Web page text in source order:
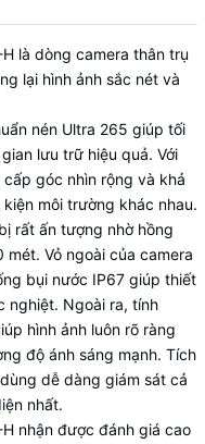
là dòng camera thân trụ
lại hình ảnh sắc nét và
nén Ultra 265 giúp tối
lưu trữ hiệu quả. Với
góc nhìn rộng và khả
môi trường khác nhau.
rất ấn tượng nhờ hồng
Vỏ ngoài của camera
bụi nước IP67 giúp thiết
nghiệt. Ngoài ra, tính
hình ảnh luôn rõ ràng
độ ánh sáng mạnh. Tích
dễ dàng giám sát cả
nhất.
H nhận được đánh giá cao